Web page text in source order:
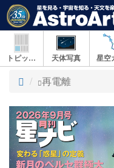
トピックス 天体写真
ト
プ
再電離